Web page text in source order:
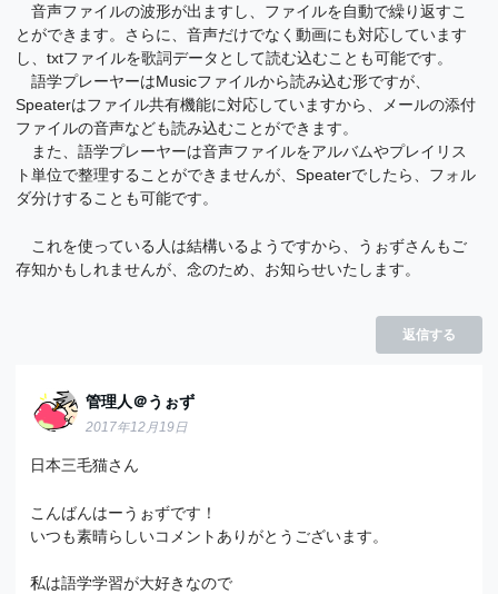
音声ファイルの波形が出ますし、ファイルを自動で繰り返すこ
とができます。さらに、音声だけでなく動画にも対応しています
し、txtファイルを歌詞データとして読む込むことも可能です。
語学プレーヤーはMusicファイルから読み込む形ですが、
Speaterはファイル共有機能に対応していますから、メールの添付
ファイルの音声なども読み込むことができます。
また、語学プレーヤーは音声ファイルをアルバムやプレイリス
ト単位で整理することができませんが、Speaterでしたら、フォル
ダ分けすることも可能です。
これを使っている人は結構いるようですから、うぉずさんもご
存知かもしれませんが、念のため、お知らせいたします。
返信する
管理人＠うぉず
2017年12月19日
日本三毛猫さん
こんばんはーうぉずです！
いつも素晴らしいコメントありがとうございます。
私は語学学習が大好きなので